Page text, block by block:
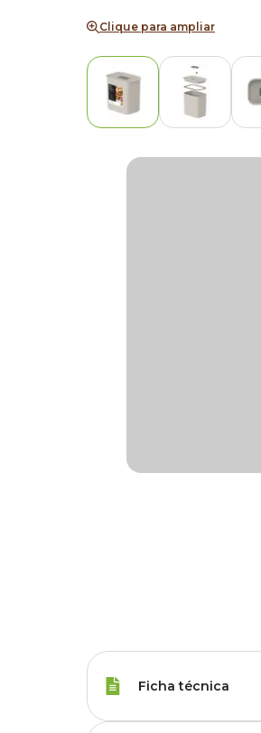
Clique para ampliar
Ficha técnica